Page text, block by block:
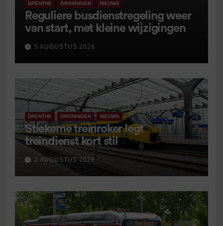
DRENTHE GRONINGEN NIEUWS
Reguliere busdienstregeling weer
van start, met kleine wijzigingen
5 AUGUSTUS 2026
DRENTHE GRONINGEN NIEUWS
Stiekeme treinroker legt
treindienst kort stil
2 AUGUSTUS 2026